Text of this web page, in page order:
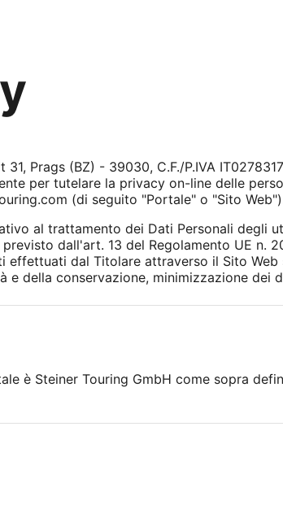
Prags (BZ) - 39030, C.F./P.IVA
per tutelare la privacy on-line delle
(di seguito "Portale" o "Sito
al trattamento dei Dati Personali degli
dall'art. 13 del Regolamento UE n.
effettuati dal Titolare attraverso il Sito
della conservazione, minimizzazione dei
è Steiner Touring GmbH come sopra